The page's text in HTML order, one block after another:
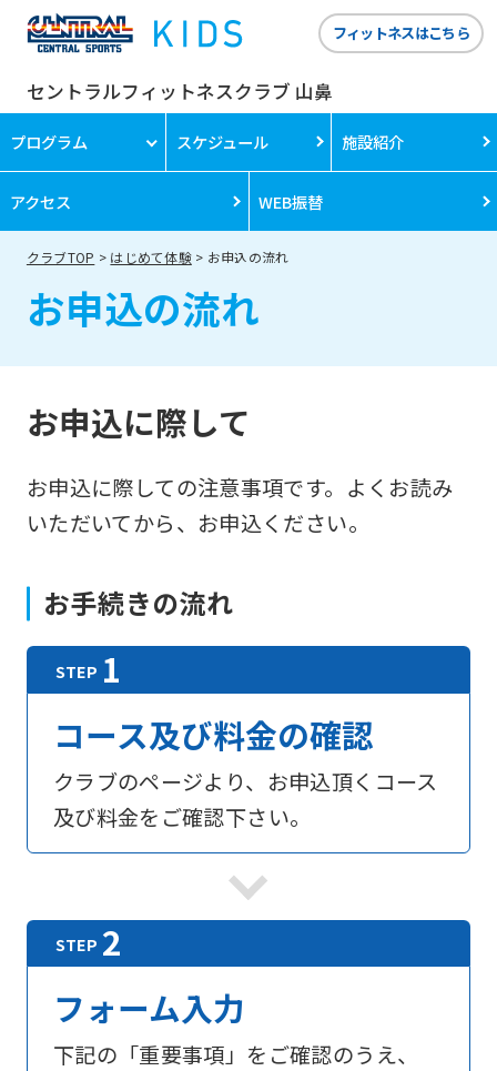
セントラルフィットネスクラブ 山鼻
フィットネスはこちら
プログラム スケジュール 施設紹介
アクセス WEB振替
クラブTOP はじめて体験 お申込の流れ
お申込の流れ
お申込に際して
お申込に際しての注意事項です。よくお読み
いただいてから、お申込ください。
お手続きの流れ
コース及び料金の確認
クラブのページより、お申込頂くコース
及び料金をご確認下さい。
フォーム入力
下記の「重要事項」をご確認のうえ、